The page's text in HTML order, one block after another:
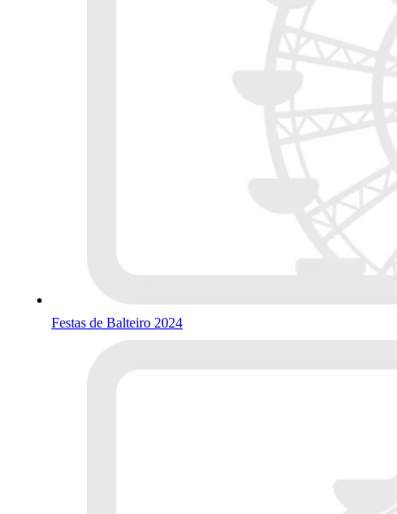
Festas de Balteiro 2024